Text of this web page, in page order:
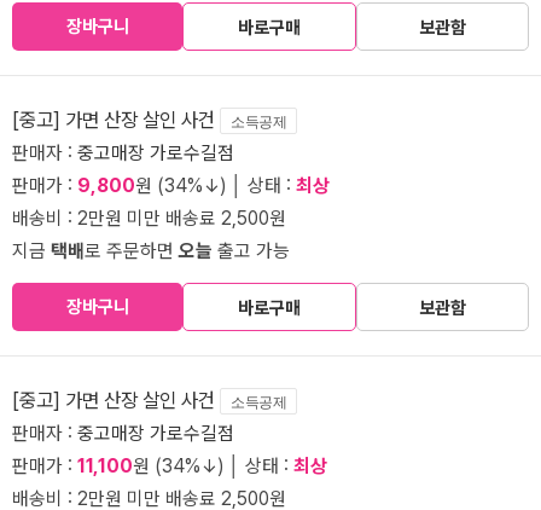
장바구니 바로구매 보관함
[중고] 가면 산장 살인 사건 소득공제
판매자 : 중고매장 가로수길점
판매가 : 9,800원 (34%↓) │ 상태 : 최상
배송비 : 2만원 미만 배송료 2,500원
지금 택배로 주문하면오늘 출고 가능
장바구니 바로구매 보관함
[중고] 가면 산장 살인 사건 소득공제
판매자 : 중고매장 가로수길점
판매가 : 11,100원 (34%↓) │ 상태 : 최상
배송비 : 2만원 미만 배송료 2,500원